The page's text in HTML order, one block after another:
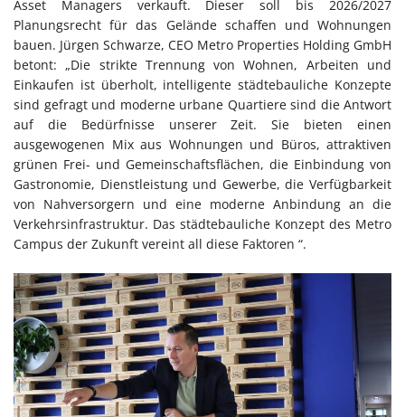
Asset Managers verkauft. Dieser soll bis 2026/2027
Planungsrecht für das Gelände schaffen und Wohnungen
bauen. Jürgen Schwarze, CEO Metro Properties Holding GmbH
betont: „Die strikte Trennung von Wohnen, Arbeiten und
Einkaufen ist überholt, intelligente städtebauliche Konzepte
sind gefragt und moderne urbane Quartiere sind die Antwort
auf die Bedürfnisse unserer Zeit. Sie bieten einen
ausgewogenen Mix aus Wohnungen und Büros, attraktiven
grünen Frei- und Gemeinschaftsflächen, die Einbindung von
Gastronomie, Dienstleistung und Gewerbe, die Verfügbarkeit
von Nahversorgern und eine moderne Anbindung an die
Verkehrsinfrastruktur. Das städtebauliche Konzept des Metro
Campus der Zukunft vereint all diese Faktoren “.